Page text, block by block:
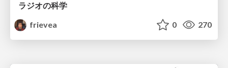
ラジオの科学
frievea
0 270